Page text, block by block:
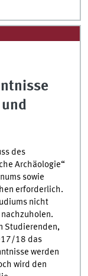
des
Archäologie“
sowie
erforderlich.
nicht
Studierenden,
18 das
werden
wird den